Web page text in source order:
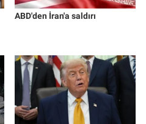
ABD'den İran'a saldırı